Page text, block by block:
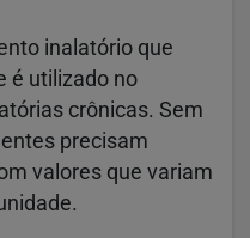
inalatório que
é utilizado no
crônicas. Sem
precisam
valores que variam